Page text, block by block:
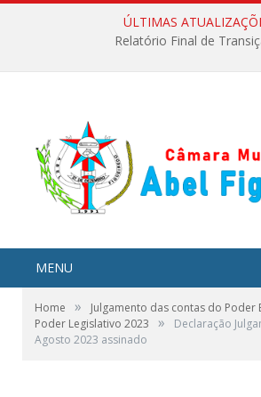
ÚLTIMAS
Relatório Final de
MENU
Home »
Julgamento das contas do Poder
Poder Legislativo 2023
»
Declaração
Agosto 2023 assinado